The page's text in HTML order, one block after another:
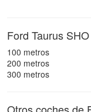
Ford Taurus
100 metros
200 metros
300 metros